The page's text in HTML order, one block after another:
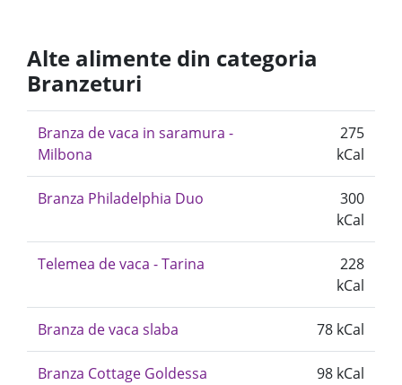
Alte alimente din categoria
Branzeturi
Branza de vaca in saramura -
Milbona
275
kCal
Branza Philadelphia Duo
300
kCal
Telemea de vaca - Tarina
228
kCal
Branza de vaca slaba 78 kCal
Branza Cottage Goldessa 98 kCal